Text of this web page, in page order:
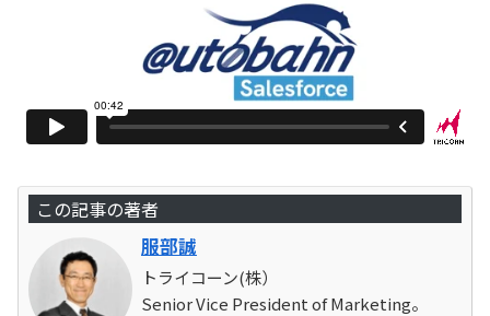
この記事の著者
服部誠
トライコーン(株）
Senior Vice President of Marketing。